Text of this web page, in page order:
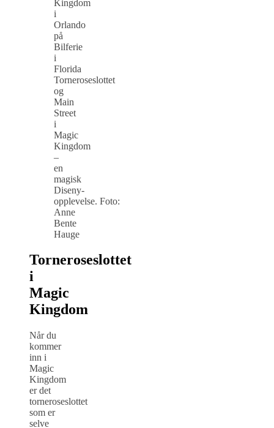
Torneroseslottet
og
Main
Street
i
Magic
Kingdom
–
en
magisk
Diseny-
opplevelse. Foto:
Anne
Bente
Hauge
Torneroseslottet
i
Magic
Kingdom
Når du
kommer
inn i
Magic
Kingdom
er det
torneroseslottet
som er
selve